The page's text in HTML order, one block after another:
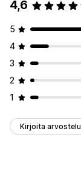
4,6
5
4
3
2
1
Kirjoita arvostelu